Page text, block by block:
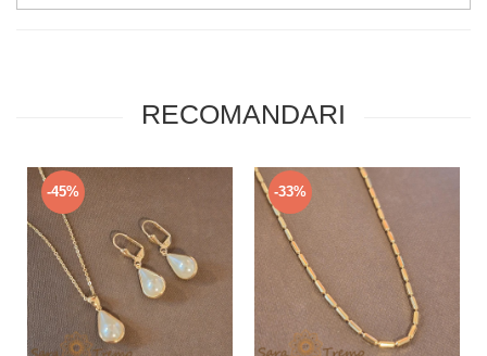
RECOMANDARI
-45% -33%